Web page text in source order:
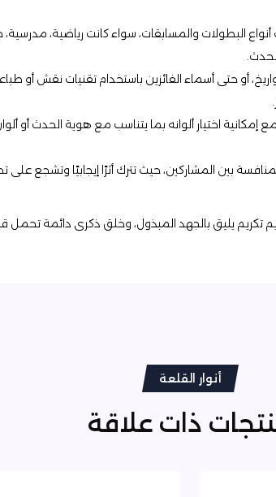
البطولات والمسابقات، سواء كانت رياضية،
أو حتى أسماء الفائزين باستخدام تقنيات نقش
اختيار ألوانه بما يتناسب مع هوية الحدث أو
بين المشاركين، حيث تترك أثرًا إيجابيًا وتشجع
تكريم يليق بالجهد المبذول، وخلق ذكرى دائمة
أنوار القلعة
ذات علاقة